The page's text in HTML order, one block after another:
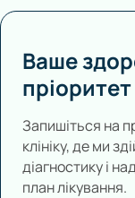
Ваше
пріоритет
Запишіться на
клініку, де ми
діагностику і
план лікування.